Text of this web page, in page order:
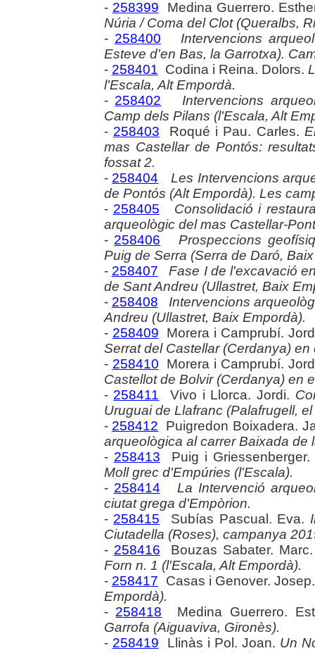
- 258399 Medina Guerrero.
Núria / Coma del Clot (Queralbs,
- 258400
Intervencions
Esteve d'en Bas, la Garrotxa).
- 258401 Codina i Reina. Dolors.
l'Escala, Alt Empordà.
- 258402
Intervencions
Camp dels Pilans (l'Escala, Alt
- 258403 Roqué i Pau. Carles.
mas Castellar de Pontós:
fossat 2.
- 258404
Les Intervencions
de Pontós (Alt Empordà). Les
- 258405
Consolidació i
arqueològic del mas Castellar-
- 258406
Prospeccions
Puig de Serra (Serra de Daró,
- 258407
Fase I de l'excavació
de Sant Andreu (Ullastret, Baix
- 258408
Intervencions
Andreu (Ullastret, Baix Empordà).
- 258409 Morera i Camprubí.
Serrat del Castellar (Cerdanya)
- 258410 Morera i Camprubí.
Castellot de Bolvir (Cerdanya) en
- 258411 Vivo i Llorca. Jordi.
Uruguai de Llafranc (Palafrugell,
- 258412 Puigredon Boixadera.
arqueològica al carrer Baixada de
- 258413 Puig i
Moll grec d'Empúries (l'Escala).
- 258414
La Intervenció
ciutat grega d'Empòrion.
- 258415 Subías Pascual. Eva.
Ciutadella (Roses), campanya
- 258416 Bouzas Sabater.
Forn n. 1 (l'Escala, Alt Empordà).
- 258417 Casas i Genover.
Empordà).
- 258418 Medina Guerrero.
Garrofa (Aiguaviva, Gironès).
- 258419 Llinàs i Pol. Joan. Un